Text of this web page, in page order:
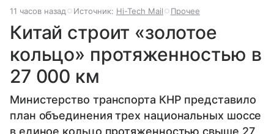
11 часов назад Источник: Hi-Tech Mail Прочее
Китай строит «золотое
кольцо» протяженностью в
27 000 км
Министерство транспорта КНР представило
план объединения трех национальных шоссе
в единое кольцо протяженностью свыше 27